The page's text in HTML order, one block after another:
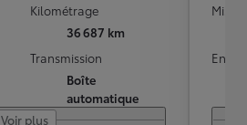
Kilométrage
36 687 km
Transmission
Boîte
automatique
Voir plus
Mise